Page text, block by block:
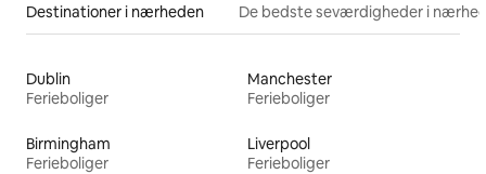
Destinationer i nærheden De bedste seværdigheder i
Dublin
Ferieboliger
Manchester
Ferieboliger
Birmingham
Ferieboliger
Liverpool
Ferieboliger